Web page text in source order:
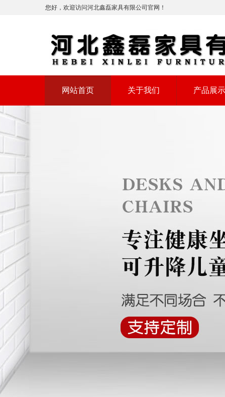
您好，欢迎访问河北鑫磊家具有限公司官网！
网站首页 关于我们 产品展示